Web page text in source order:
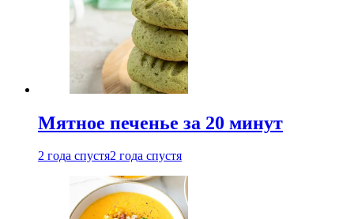
Мятное печенье за 20 минут
2 года спустя2 года спустя